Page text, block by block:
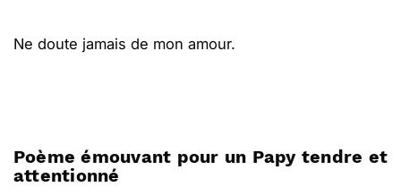
Ne doute jamais de mon amour.
Poème émouvant pour un Papy tendre et
attentionné